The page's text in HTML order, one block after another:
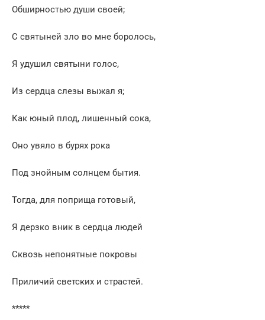
Обширностью души своей;
С святыней зло во мне боролось,
Я удушил святыни голос,
Из сердца слезы выжал я;
Как юный плод, лишенный сока,
Оно увяло в бурях рока
Под знойным солнцем бытия.
Тогда, для поприща готовый,
Я дерзко вник в сердца людей
Сквозь непонятные покровы
Приличий светских и страстей.
*****